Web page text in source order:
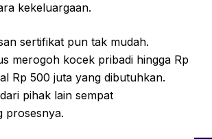
kekeluargaan.
sertifikat pun tak mudah.
merogoh kocek pribadi hingga Rp
Rp 500 juta yang dibutuhkan.
pihak lain sempat
prosesnya.